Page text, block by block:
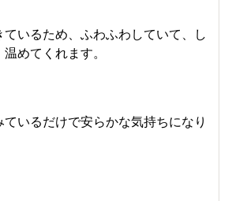
いるため、ふわふわしていて、し
めてくれます。
いるだけで安らかな気持ちになり